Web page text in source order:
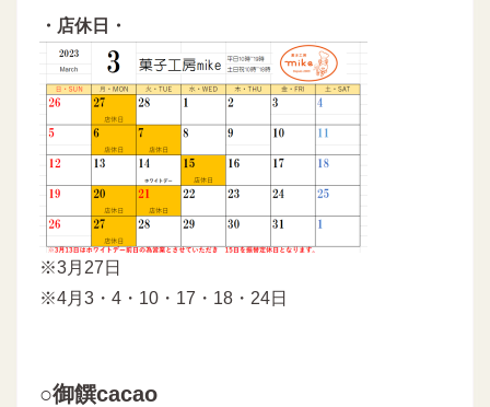
・店休日・
※3月27日
※4月3・4・10・17・18・24日
○御饌cacao